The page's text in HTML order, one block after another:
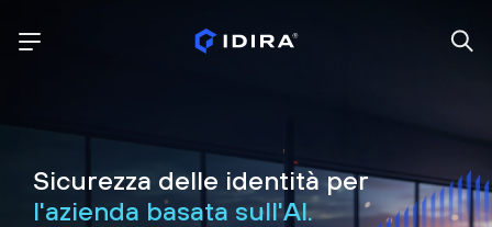
Sicurezza delle identità per
l'azienda basata sull'AI.